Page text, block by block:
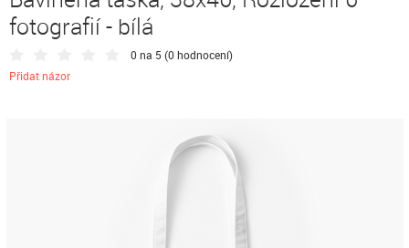
fotografií - bílá
0 na 5 (0 hodnocení)
Přidat názor